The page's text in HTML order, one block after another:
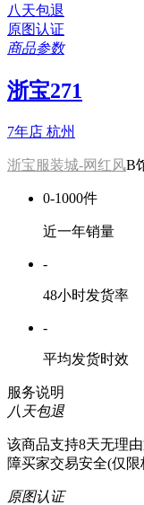
八天包退
原图认证
商品参数
浙宝271
7年店 杭州
浙宝服装城-网红风B
0-1000件
近一年销量
-
48小时发货率
-
平均发货时效
服务说明
八天包退
该商品支持8天无理
障买家交易安全(仅
原图认证